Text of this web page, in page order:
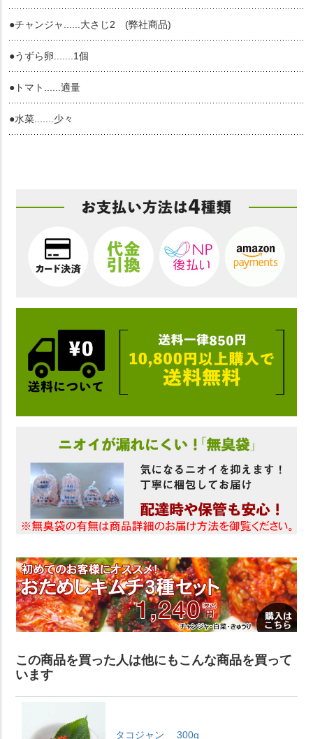
●チャンジャ......大さじ2 (弊社商品)
●うずら卵.......1個
●トマト......適量
●水菜.......少々
この商品を買った人は他にもこんな商品を買って
います
タコジャン 300g